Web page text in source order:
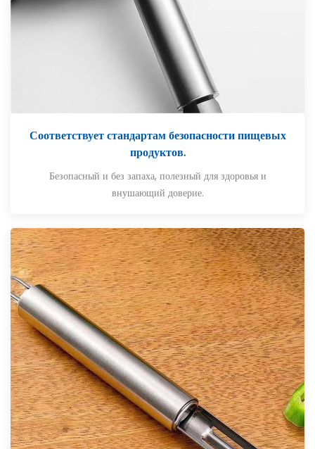
Соответствует стандартам безопасности пищевых
продуктов.
Безопасный и без запаха, полезный для здоровья и
внушающий доверие.